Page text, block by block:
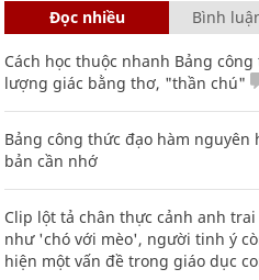
Đọc nhiều Bình
Cách học thuộc nhanh Bảng công
lượng giác bằng thơ, "thần chú"
Bảng công thức đạo hàm nguyên
bản cần nhớ
Clip lột tả chân thực cảnh anh trai
như 'chó với mèo', người tinh ý
hiện một vấn đề trong giáo dục